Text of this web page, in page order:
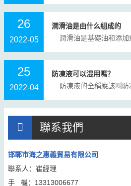
26
2022-05
潤滑油是由什么組成的
25
2022-04
防凍液可以混用嗎？
聯系我們
邯鄲市海之惠義貿易有限公司
聯系人： 崔經理
手 機： 13313006677